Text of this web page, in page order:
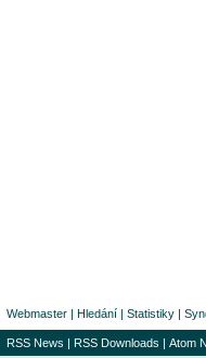
Webmaster | Hledání | Statistiky |
RSS News | RSS Downloads | Atom